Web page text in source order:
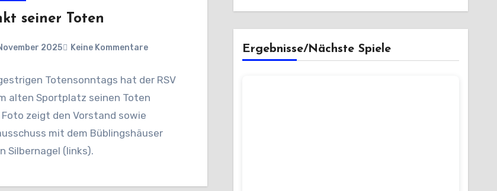
seiner Toten
2025 Keine Kommentare
Totensonntags hat der RSV
alten Sportplatz seinen Toten
zeigt den Vorstand sowie
mit dem Büblingshäuser
Silbernagel (links).
Ergebnisse/Nächste Spiele